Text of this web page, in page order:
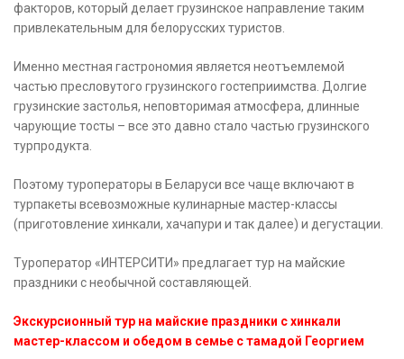
факторов, который делает грузинское направление таким
привлекательным для белорусских туристов.
Именно местная гастрономия является неотъемлемой
частью пресловутого грузинского гостеприимства. Долгие
грузинские застолья, неповторимая атмосфера, длинные
чарующие тосты – все это давно стало частью грузинского
турпродукта.
Поэтому туроператоры в Беларуси все чаще включают в
турпакеты всевозможные кулинарные мастер-классы
(приготовление хинкали, хачапури и так далее) и дегустации.
Туроператор «ИНТЕРСИТИ» предлагает тур на майские
праздники с необычной составляющей.
Экскурсионный тур на майские праздники с хинкали
мастер-классом и обедом в семье с тамадой Георгием